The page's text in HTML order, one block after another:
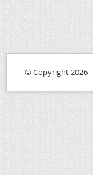
© Copyright 2026 -